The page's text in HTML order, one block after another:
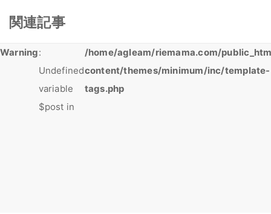
関連記事
Warning:
Undefined
variable
$post in
/home/agleam/riemama.com/
content/themes/minimum/inc/template-
tags.php